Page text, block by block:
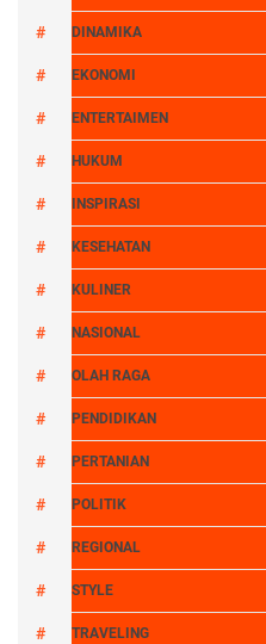
DINAMIKA
EKONOMI
ENTERTAIMEN
HUKUM
INSPIRASI
KESEHATAN
KULINER
NASIONAL
OLAH RAGA
PENDIDIKAN
PERTANIAN
POLITIK
REGIONAL
STYLE
TRAVELING